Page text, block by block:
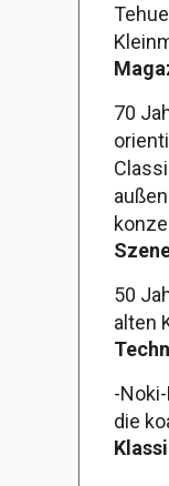
70
50
alten
-
die